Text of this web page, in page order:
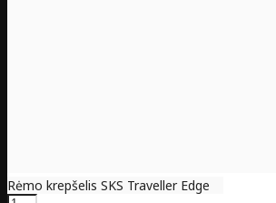
Rėmo krepšelis SKS Traveller Edge